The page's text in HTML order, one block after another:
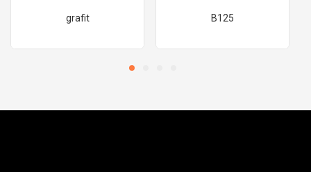
grafit B125